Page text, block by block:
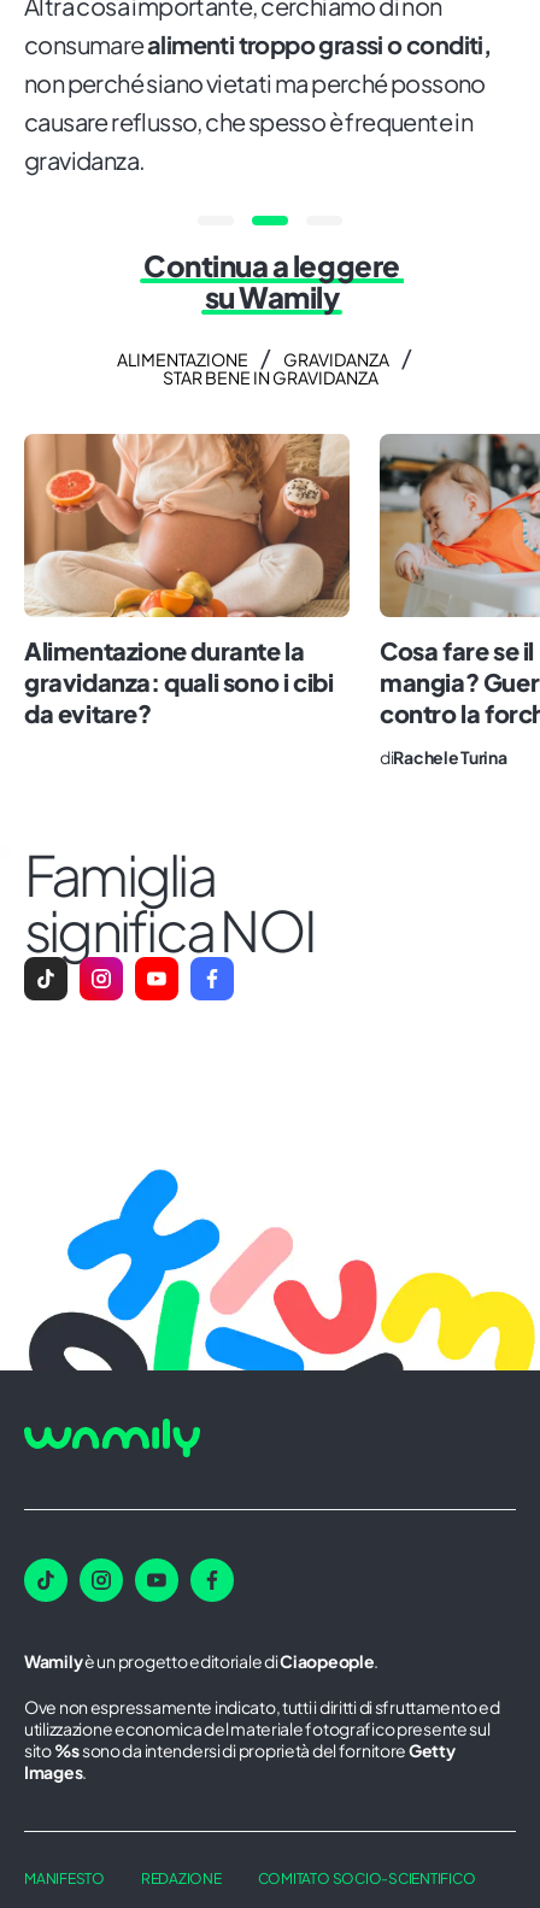
consumarealimenti troppo grassi o conditi,
non perché siano vietati ma perché possono
causare reflusso, che spesso è frequente in
gravidanza.
Continua a leggere
su Wamily
ALIMENTAZIONE / GRAVIDANZA /
STAR BENE IN GRAVIDANZA
Alimentazione durante la
gravidanza: quali sono i cibi
da evitare?
Cosa fare se
mangia?
contro la
diRachele Turina
Famiglia
significa NOI
Wamilyè un progetto editoriale diCiaopeople.
Ove non espressamente indicato, tutti i diritti di sfruttamento ed
utilizzazione economica del materiale fotografico presente sul
sito%ssono da intendersi di proprietà del fornitoreGetty
Images.
MANIFESTO REDAZIONE COMITATO SOCIO-SCIENTIFICO